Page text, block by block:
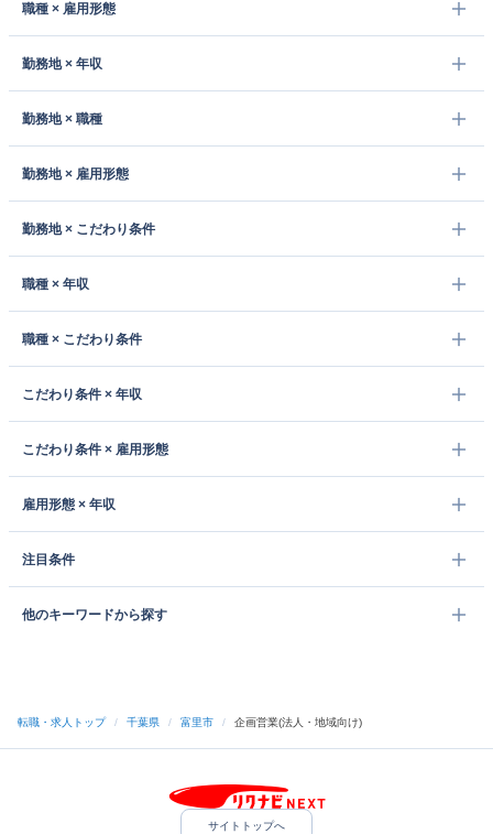
職種 × 雇用形態
勤務地 × 年収
勤務地 × 職種
勤務地 × 雇用形態
勤務地 × こだわり条件
職種 × 年収
職種 × こだわり条件
こだわり条件 × 年収
こだわり条件 × 雇用形態
雇用形態 × 年収
注目条件
他のキーワードから探す
転職・求人トップ / 千葉県 / 富里市 / 企画営業(法人・地域向け)
サイトトップへ